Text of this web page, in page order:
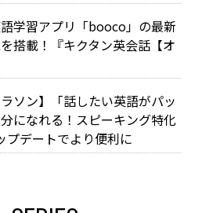
語学習アプリ「booco」の最新
搭載！『キクタン英会話【オ
ラソン】「話したい英語がパッ
になれる！スピーキング特化
デートでより便利に